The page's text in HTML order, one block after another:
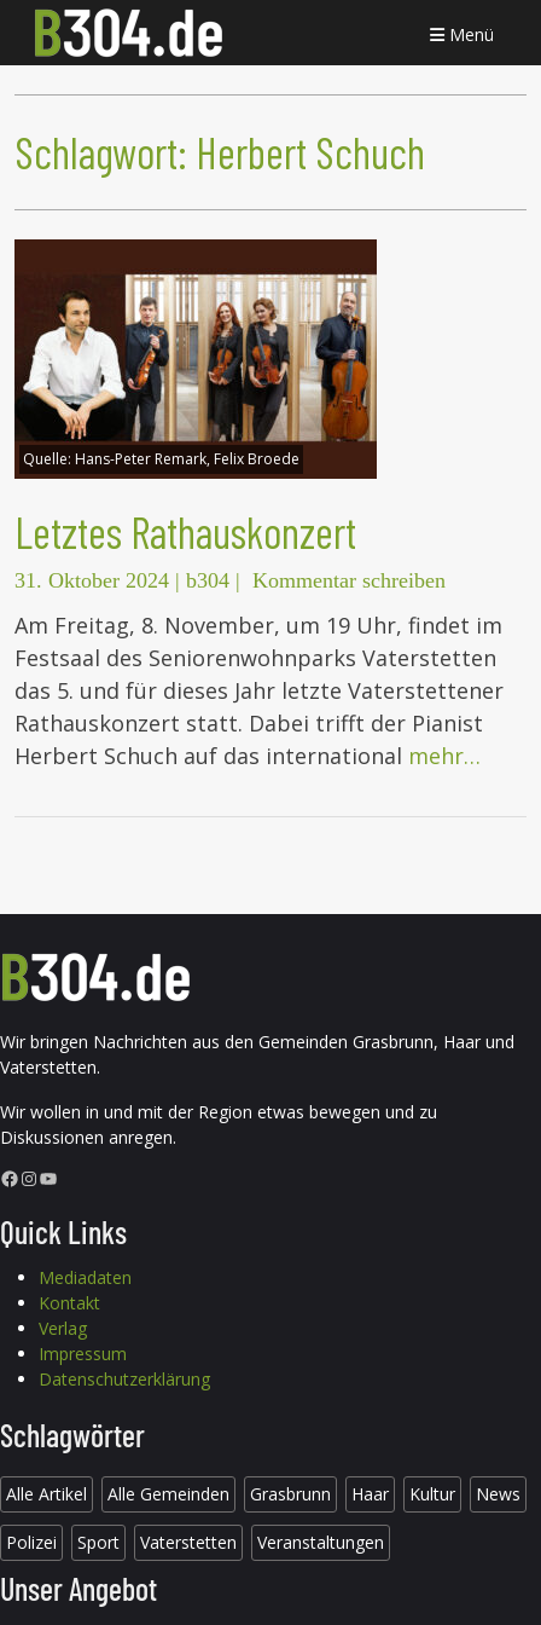
Menü
Schlagwort: Herbert Schuch
Quelle: Hans-Peter Remark, Felix Broede
Letztes Rathauskonzert
31. Oktober 2024 | b304 | Kommentar schreiben
Am Freitag, 8. November, um 19 Uhr, findet im
Festsaal des Seniorenwohnparks Vaterstetten
das 5. und für dieses Jahr letzte Vaterstettener
Rathauskonzert statt. Dabei trifft der Pianist
Herbert Schuch auf das international mehr…
Wir bringen Nachrichten aus den Gemeinden Grasbrunn, Haar und
Vaterstetten.
Wir wollen in und mit der Region etwas bewegen und zu
Diskussionen anregen.
Facebook InstagramYouTube
Quick Links
Mediadaten
Kontakt
Verlag
Impressum
Datenschutzerklärung
Schlagwörter
Alle Artikel Alle Gemeinden Grasbrunn Haar Kultur News
Polizei Sport Vaterstetten Veranstaltungen
Unser Angebot